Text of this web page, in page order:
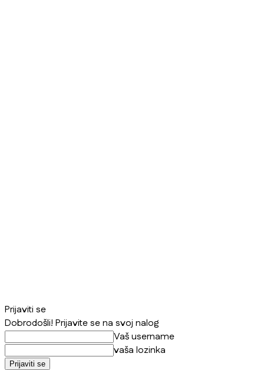
Prijaviti se
Dobrodošli! Prijavite se na svoj nalog
Vaš username
vaša lozinka